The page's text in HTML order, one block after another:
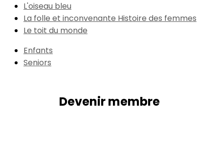
L'oiseau bleu
La folle et inconvenante Histoire des femmes
Le toit du monde
Enfants
Seniors
Devenir membre